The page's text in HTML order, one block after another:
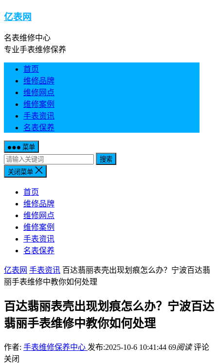
亿表网
名表维修中心
专业手表维修保养
首页
维修品牌
维修网点
维修案例
手表资讯
名表保养
菜单
搜索
关闭菜单
首页
维修品牌
维修网点
维修案例
手表资讯
名表保养
亿表网 手表资讯 百达翡丽表壳出现划痕怎么办？宁波百达翡
丽手表维修中教你如何处理
百达翡丽表壳出现划痕怎么办？宁波百达
翡丽手表维修中教你如何处理
作者: 手表维修保养中心 发布:2025-10-6 10:41:44 69阅读 评论
关闭